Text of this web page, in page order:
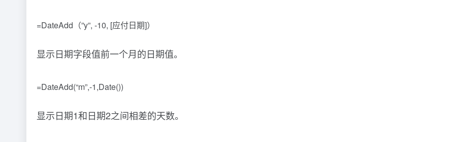
=DateAdd（”y”, -10, [应付日期]）
显示日期字段值前一个月的日期值。
=DateAdd(“m”,-1,Date())
显示日期1和日期2之间相差的天数。